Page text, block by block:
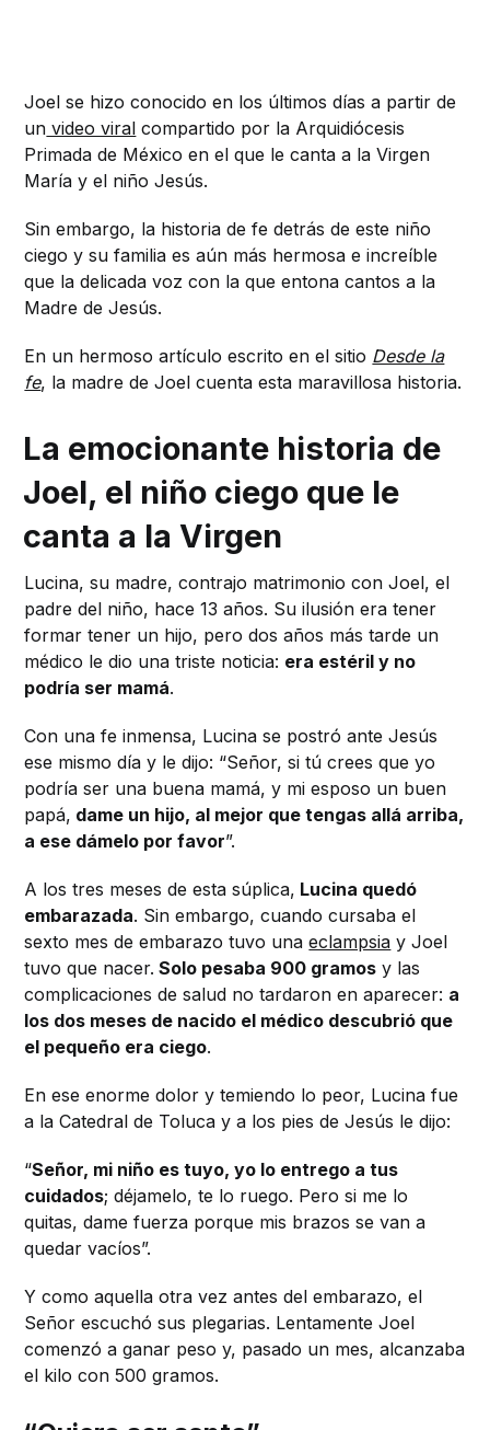
Joel se hizo conocido en los últimos días a partir de
un video viral compartido por la Arquidiócesis
Primada de México en el que le canta a la Virgen
María y el niño Jesús.
Sin embargo, la historia de fe detrás de este niño
ciego y su familia es aún más hermosa e increíble
que la delicada voz con la que entona cantos a la
Madre de Jesús.
En un hermoso artículo escrito en el sitio Desde la
fe, la madre de Joel cuenta esta maravillosa historia.
La emocionante historia de
Joel, el niño ciego que le
canta a la Virgen
Lucina, su madre, contrajo matrimonio con Joel, el
padre del niño, hace 13 años. Su ilusión era tener
formar tener un hijo, pero dos años más tarde un
médico le dio una triste noticia: era estéril y no
podría ser mamá.
Con una fe inmensa, Lucina se postró ante Jesús
ese mismo día y le dijo: “Señor, si tú crees que yo
podría ser una buena mamá, y mi esposo un buen
papá, dame un hijo, al mejor que tengas allá arriba,
a ese dámelo por favor”.
A los tres meses de esta súplica, Lucina quedó
embarazada. Sin embargo, cuando cursaba el
sexto mes de embarazo tuvo unaeclampsia y Joel
tuvo que nacer. Solo pesaba 900 gramos y las
complicaciones de salud no tardaron en aparecer: a
los dos meses de nacido el médico descubrió que
el pequeño era ciego.
En ese enorme dolor y temiendo lo peor, Lucina fue
a la Catedral de Toluca y a los pies de Jesús le dijo:
“Señor, mi niño es tuyo, yo lo entrego a tus
cuidados; déjamelo, te lo ruego. Pero si me lo
quitas, dame fuerza porque mis brazos se van a
quedar vacíos”.
Y como aquella otra vez antes del embarazo, el
Señor escuchó sus plegarias. Lentamente Joel
comenzó a ganar peso y, pasado un mes, alcanzaba
el kilo con 500 gramos.